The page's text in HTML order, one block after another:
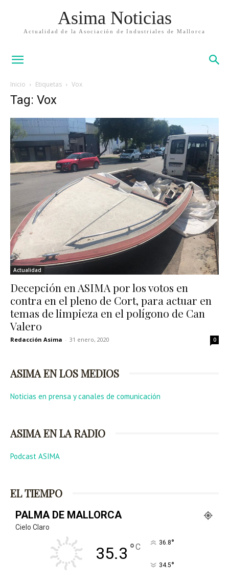
Asima Noticias
Actualidad de la Asociación de Industriales de Mallorca
Inicio Etiquetas Vox
Tag: Vox
Actualidad
Decepción en ASIMA por los votos en
contra en el pleno de Cort, para actuar en
temas de limpieza en el polígono de Can
Valero
Redacción Asima - 31 enero, 2020 0
ASIMA EN LOS MEDIOS
Noticias en prensa y canales de comunicación
ASIMA EN LA RADIO
Podcast ASIMA
EL TIEMPO
PALMA DE MALLORCA
Cielo Claro
35.3 °C 36.8°
34.5°